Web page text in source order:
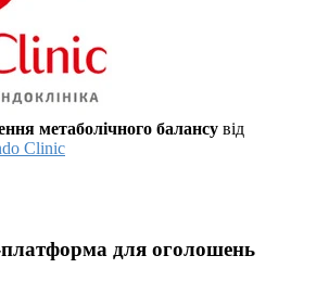
метаболічного балансу від
Clinic
для оголошень